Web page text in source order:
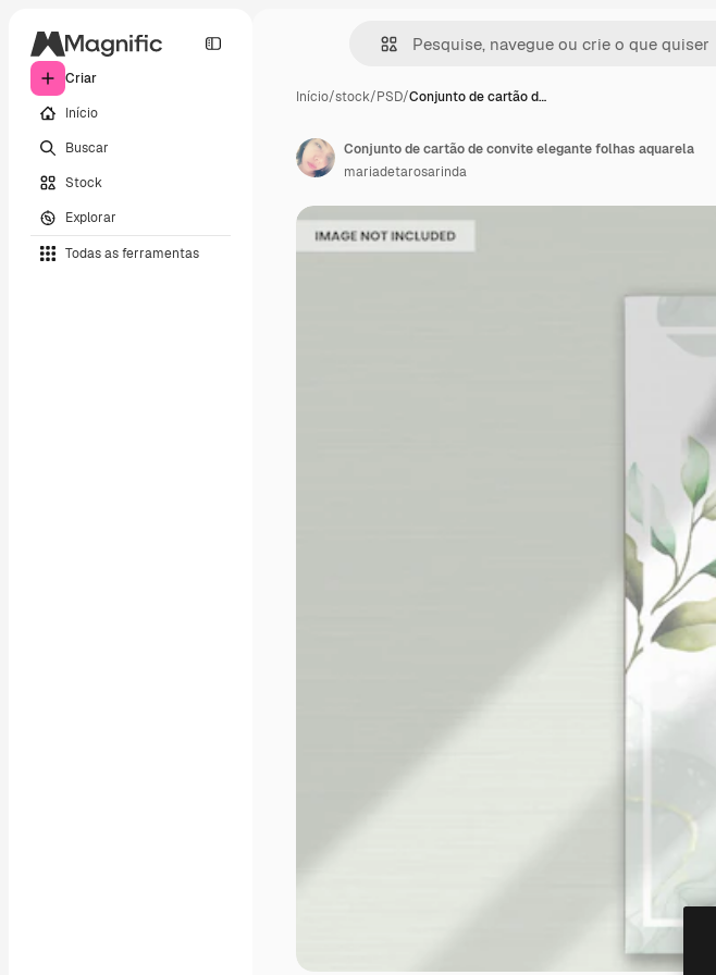
Criar
Início
Buscar
Stock
Explorar
Todas as ferramentas
Início/stock/PSD/Conjunto de cartão d…
Conjunto de cartão de convite elegante folhas aquarela
mariadetarosarinda